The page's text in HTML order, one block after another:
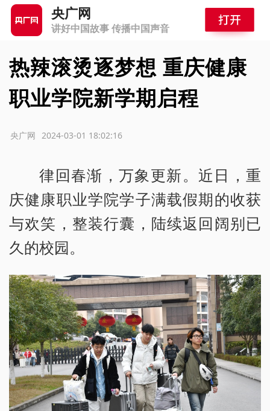
央广网
讲好中国故事 传播中国声音
热辣滚烫逐梦想 重庆健康
职业学院新学期启程
2024-03-01 18:02:16
央广网
律回春渐，万象更新。近日，重
庆健康职业学院学子满载假期的收获
与欢笑，整装行囊，陆续返回阔别已
久的校园。